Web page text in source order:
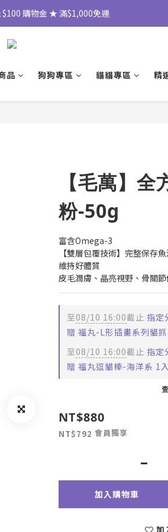
購物金 ★ 滿$1,000免運
品 狗狗專區 貓貓專區 精
【毛萬】
粉-50g
富含Omega-3
【雙層包覆技術】完整保存
維持好體質
皮毛潤膚、晶亮視野、骨關
至08/10 16:00截止 指定
贈 福丸-L形插畫系列貓
至08/10 16:00截止 指定
贈 福丸逗貓棒-海洋系 1
NT$880
NT$792 會員獨享
加入購物車
加